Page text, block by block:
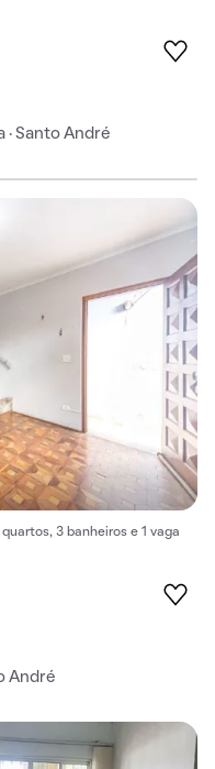
· Santo André
3 banheiros e 1 vaga
André